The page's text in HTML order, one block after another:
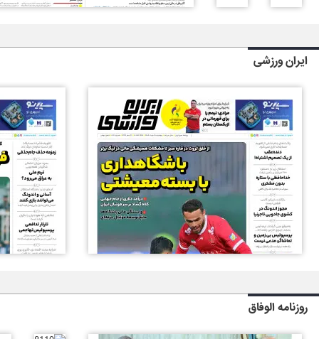
ایران ورزشی
روزنامه الوفاق